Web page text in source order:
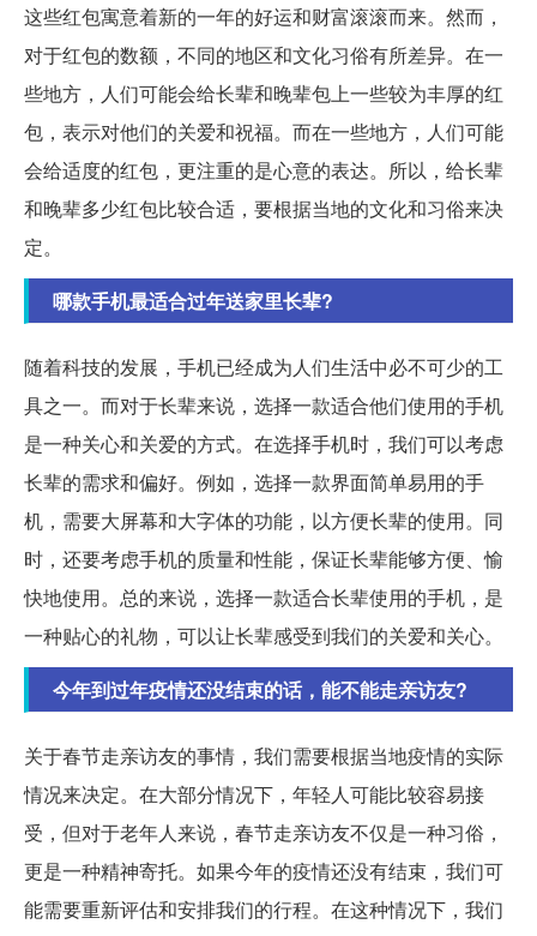
这些红包寓意着新的一年的好运和财富滚滚而来。然而，
对于红包的数额，不同的地区和文化习俗有所差异。在一
些地方，人们可能会给长辈和晚辈包上一些较为丰厚的红
包，表示对他们的关爱和祝福。而在一些地方，人们可能
会给适度的红包，更注重的是心意的表达。所以，给长辈
和晚辈多少红包比较合适，要根据当地的文化和习俗来决
定。
哪款手机最适合过年送家里长辈?
随着科技的发展，手机已经成为人们生活中必不可少的工
具之一。而对于长辈来说，选择一款适合他们使用的手机
是一种关心和关爱的方式。在选择手机时，我们可以考虑
长辈的需求和偏好。例如，选择一款界面简单易用的手
机，需要大屏幕和大字体的功能，以方便长辈的使用。同
时，还要考虑手机的质量和性能，保证长辈能够方便、愉
快地使用。总的来说，选择一款适合长辈使用的手机，是
一种贴心的礼物，可以让长辈感受到我们的关爱和关心。
今年到过年疫情还没结束的话，能不能走亲访友?
关于春节走亲访友的事情，我们需要根据当地疫情的实际
情况来决定。在大部分情况下，年轻人可能比较容易接
受，但对于老年人来说，春节走亲访友不仅是一种习俗，
更是一种精神寄托。如果今年的疫情还没有结束，我们可
能需要重新评估和安排我们的行程。在这种情况下，我们